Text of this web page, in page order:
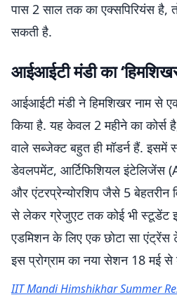
पास 2 साल तक का एक्सपिरियंस है,
सकती है.
आईआईटी मंडी का
आईआईटी मंडी ने हिमशिखर नाम से
किया है. यह केवल 2 महीने का कोर्स
वाले सब्जेक्ट बहुत ही मॉडर्न हैं. इसमें
डेवलपमेंट, आर्टिफिशियल इंटेलिजेंस
और एंटरप्रेन्योरशिप जैसे 5 बेहतरीन
से लेकर ग्रेजुएट तक कोई भी स्टूडेंट
एडमिशन के लिए एक छोटा सा एंट्रेंस
इस प्रोग्राम का नया सेशन 18 मई से
IIT Mandi Himshikhar Summer